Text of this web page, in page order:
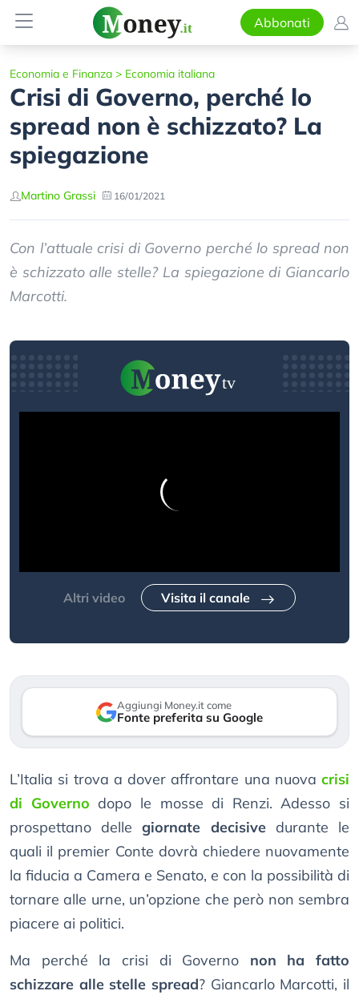
Abbonati
Economia e Finanza > Economia italiana
Crisi di Governo, perché lo
spread non è schizzato? La
spiegazione
Martino Grassi 16/01/2021
Con l’attuale crisi di Governo perché lo spread non
è schizzato alle stelle? La spiegazione di Giancarlo
Marcotti.
Altri video Visita il canale
Aggiungi Money.it come
Fonte preferita su Google
L’Italia si trova a dover affrontare una nuova crisi
di Governo dopo le mosse di Renzi. Adesso si
prospettano dellegiornate decisivedurante le
quali il premier Conte dovrà chiedere nuovamente
la fiducia a Camera e Senato, e con la possibilità di
tornare alle urne, un’opzione che però non sembra
piacere ai politici.
Ma perché la crisi di Governo non ha fatto
schizzare alle stelle spread? Giancarlo Marcotti, il